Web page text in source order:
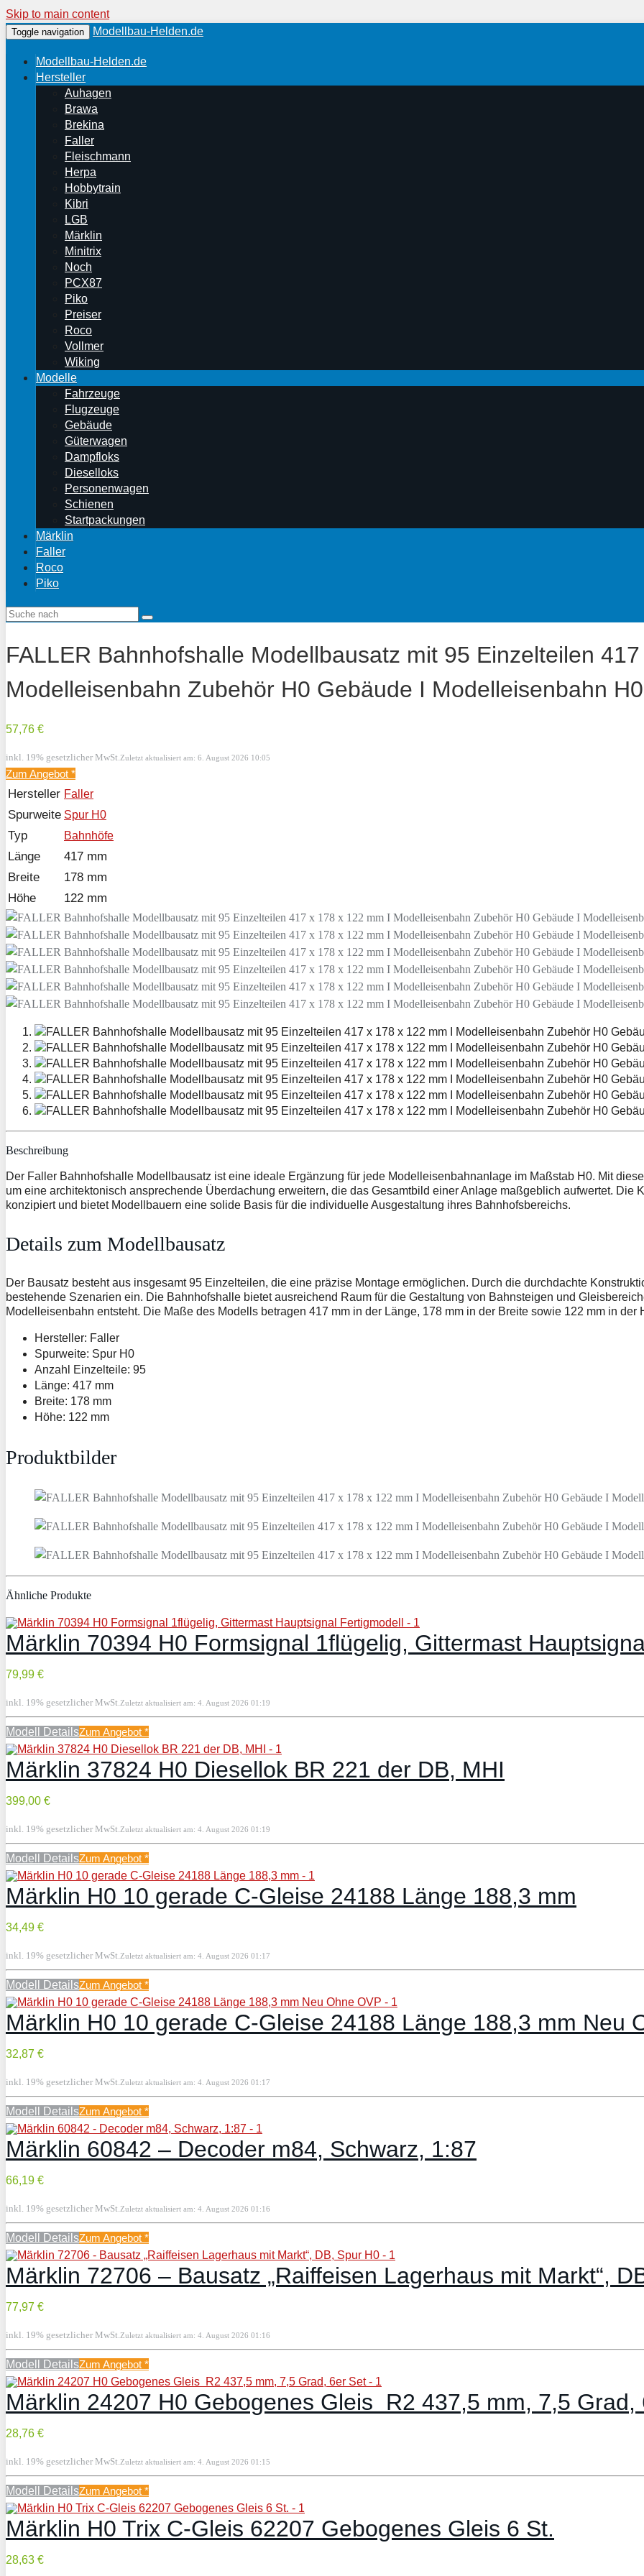
Skip to main content
Toggle navigation Modellbau-Helden.de
Modellbau-Helden.de
Hersteller
Auhagen
Brawa
Brekina
Faller
Fleischmann
Herpa
Hobbytrain
Kibri
LGB
Märklin
Minitrix
Noch
PCX87
Piko
Preiser
Roco
Vollmer
Wiking
Modelle
Fahrzeuge
Flugzeuge
Gebäude
Güterwagen
Dampfloks
Dieselloks
Personenwagen
Schienen
Startpackungen
Märklin
Faller
Roco
Piko
FALLER Bahnhofshalle Modellbausatz mit 95 Einzelteilen
Modelleisenbahn Zubehör H0 Gebäude I Modelleisenbahn
57,76 €
inkl. 19% gesetzlicher MwSt. Zuletzt aktualisiert am: 6. August 2026 10:05
Zum Angebot *
Hersteller Faller
Spurweite Spur H0
Typ Bahnhöfe
Länge
417 mm
Breite
178 mm
Höhe
122 mm
Beschreibung
Der Faller Bahnhofshalle Modellbausatz ist eine ideale Ergänzung für jede Modelleisenbahnanlage im Maßstab H0. Mit
um eine architektonisch ansprechende Überdachung erweitern, die das Gesamtbild einer Anlage maßgeblich aufwertet. Die
konzipiert und bietet Modellbauern eine solide Basis für die individuelle Ausgestaltung ihres Bahnhofsbereichs.
Details zum Modellbausatz
Der Bausatz besteht aus insgesamt 95 Einzelteilen, die eine präzise Montage ermöglichen. Durch die durchdachte
bestehende Szenarien ein. Die Bahnhofshalle bietet ausreichend Raum für die Gestaltung von Bahnsteigen und
Modelleisenbahn entsteht. Die Maße des Modells betragen 417 mm in der Länge, 178 mm in der Breite sowie 122 mm in der
Hersteller: Faller
Spurweite: Spur H0
Anzahl Einzelteile: 95
Länge: 417 mm
Breite: 178 mm
Höhe: 122 mm
Produktbilder
Ähnliche Produkte
Märklin 70394 H0 Formsignal 1flügelig, Gittermast
79,99 €
inkl. 19% gesetzlicher MwSt. Zuletzt aktualisiert am: 4. August 2026 01:19
Modell DetailsZum Angebot *
Märklin 37824 H0 Diesellok BR 221 der DB, MHI
399,00 €
inkl. 19% gesetzlicher MwSt. Zuletzt aktualisiert am: 4. August 2026 01:19
Modell DetailsZum Angebot *
Märklin H0 10 gerade C-Gleise 24188 Länge 188,3 mm
34,49 €
inkl. 19% gesetzlicher MwSt. Zuletzt aktualisiert am: 4. August 2026 01:17
Modell DetailsZum Angebot *
Märklin H0 10 gerade C-Gleise 24188 Länge 188,3 mm Neu
32,87 €
inkl. 19% gesetzlicher MwSt. Zuletzt aktualisiert am: 4. August 2026 01:17
Modell DetailsZum Angebot *
Märklin 60842 – Decoder m84, Schwarz, 1:87
66,19 €
inkl. 19% gesetzlicher MwSt. Zuletzt aktualisiert am: 4. August 2026 01:16
Modell DetailsZum Angebot *
Märklin 72706 – Bausatz „Raiffeisen Lagerhaus mit Markt“,
77,97 €
inkl. 19% gesetzlicher MwSt. Zuletzt aktualisiert am: 4. August 2026 01:16
Modell DetailsZum Angebot *
Märklin 24207 H0 Gebogenes Gleis R2 437,5 mm, 7,5 Grad,
28,76 €
inkl. 19% gesetzlicher MwSt. Zuletzt aktualisiert am: 4. August 2026 01:15
Modell DetailsZum Angebot *
Märklin H0 Trix C-Gleis 62207 Gebogenes Gleis 6 St.
28,63 €